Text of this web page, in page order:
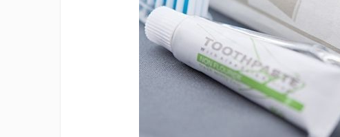
Accesorii detergenti, pompe,